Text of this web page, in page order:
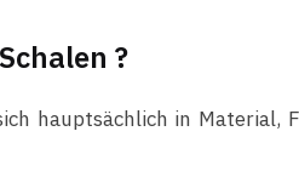
?
hauptsächlich in Material,